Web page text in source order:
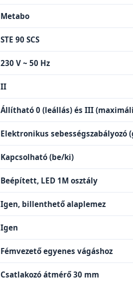
Metabo
STE 90 SCS
230 V ~ 50 Hz
II
Állítható 0 (leállás) és III
Elektronikus sebességszabályozó
Kapcsolható (be/ki)
Beépített, LED 1M osztály
Igen, billenthető alaplemez
Igen
Fémvezető egyenes vágáshoz
Csatlakozó átmérő 30 mm